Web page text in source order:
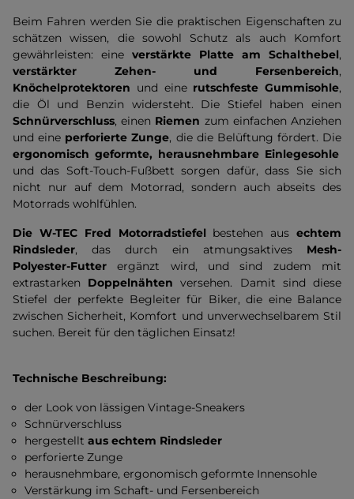
Beim Fahren werden Sie die praktischen Eigenschaften zu
schätzen wissen, die sowohl Schutz als auch Komfort
gewährleisten: eine verstärkte Platte am Schalthebel,
verstärkter Zehen- und Fersenbereich,
Knöchelprotektoren und eine rutschfeste Gummisohle,
die Öl und Benzin widersteht. Die Stiefel haben einen
Schnürverschluss, einen Riemen zum einfachen Anziehen
und eine perforierte Zunge, die die Belüftung fördert. Die
ergonomisch geformte, herausnehmbare Einlegesohle
und das Soft-Touch-Fußbett sorgen dafür, dass Sie sich
nicht nur auf dem Motorrad, sondern auch abseits des
Motorrads wohlfühlen.
Die W-TEC Fred Motorradstiefelbestehen aus echtem
Rindsleder, das durch ein atmungsaktives Mesh-
Polyester-Futter ergänzt wird, und sind zudem mit
extrastarken Doppelnähten versehen. Damit sind diese
Stiefel der perfekte Begleiter für Biker, die eine Balance
zwischen Sicherheit, Komfort und unverwechselbarem Stil
suchen. Bereit für den täglichen Einsatz!
Technische Beschreibung:
der Look von lässigen Vintage-Sneakers
Schnürverschluss
hergestelltaus echtem Rindsleder
perforierte Zunge
herausnehmbare, ergonomisch geformte Innensohle
Verstärkung im Schaft- und Fersenbereich